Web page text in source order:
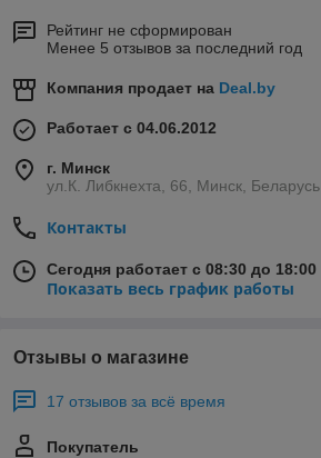
Рейтинг не сформирован
Менее 5 отзывов за последний год
Компания продает на Deal.by
Работает с 04.06.2012
г. Минск
ул.К. Либкнехта, 66, Минск, Беларусь
Контакты
Сегодня работает с 08:30 до 18:00
Показать весь график работы
Отзывы о магазине
17 отзывов за всё время
Покупатель